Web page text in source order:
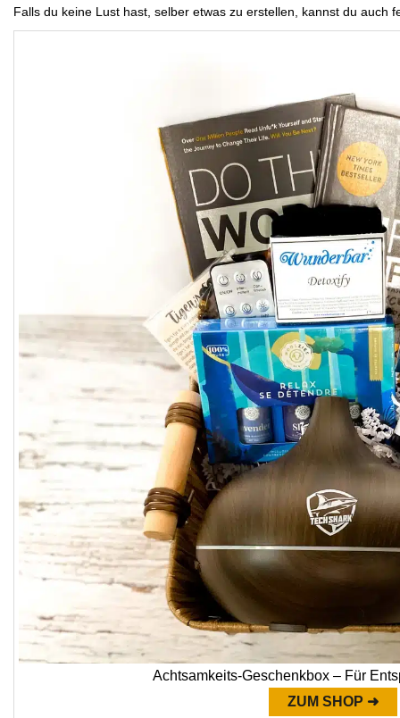
Falls du keine Lust hast, selber etwas zu erstellen, kannst du auch
Achtsamkeits-Geschenkbox – Für
ZUM SHOP ➜